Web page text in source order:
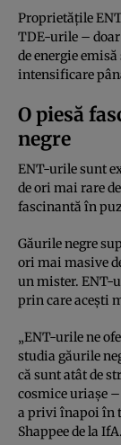
Proprietățile
TDE-urile – doar
de energie
intensificare
O piesă
negre
ENT-urile sunt
de ori mai rare
fascinantă în
Găurile negre
ori mai masive
un mister. ENT-
prin care acești
„ENT-urile ne
studia găurile
că sunt atât de
cosmice uriașe
a privi înapoi în
Shappee de la IfA.